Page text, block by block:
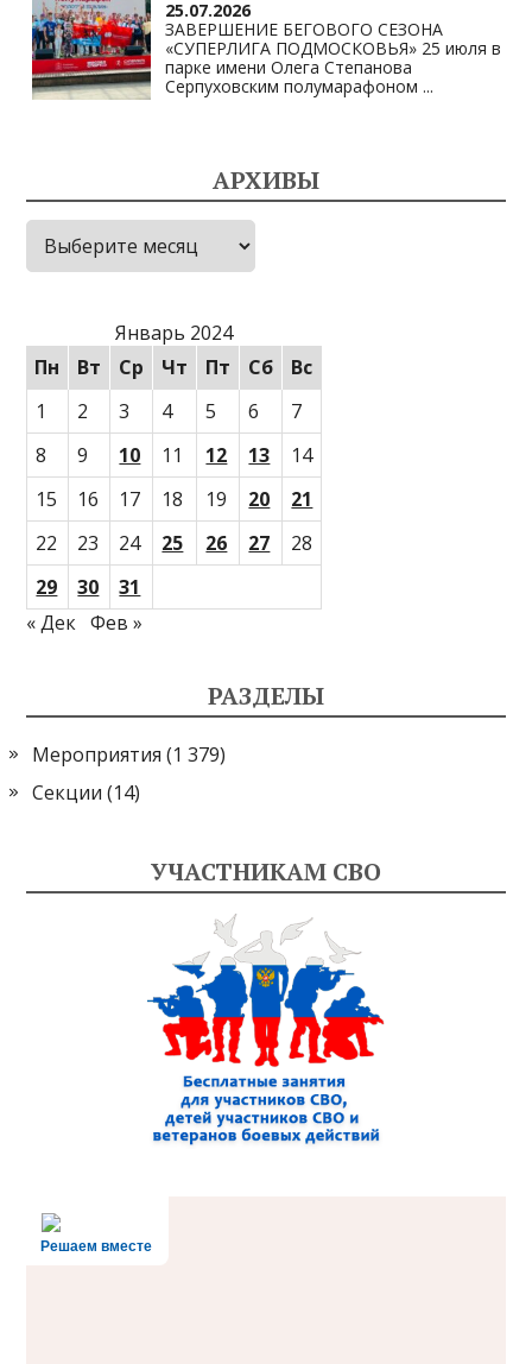
25.07.2026
ЗАВЕРШЕНИЕ БЕГОВОГО СЕЗОНА
«СУПЕРЛИГА ПОДМОСКОВЬЯ» 25 июля в
парке имени Олега Степанова
Серпуховским полумарафоном ...
АРХИВЫ
Архивы
Январь 2024
Пн
Вт Ср Чт Пт Сб
Вс
1
2 3 4 5 6
7
8
9 10 11 12 13
14
15
16 17 18 19 20
21
22
23 24 25 26 27
28
29
30
31
« Дек Фев »
РАЗДЕЛЫ
Мероприятия (1 379)
Секции (14)
УЧАСТНИКАМ СВО
Решаем вместе